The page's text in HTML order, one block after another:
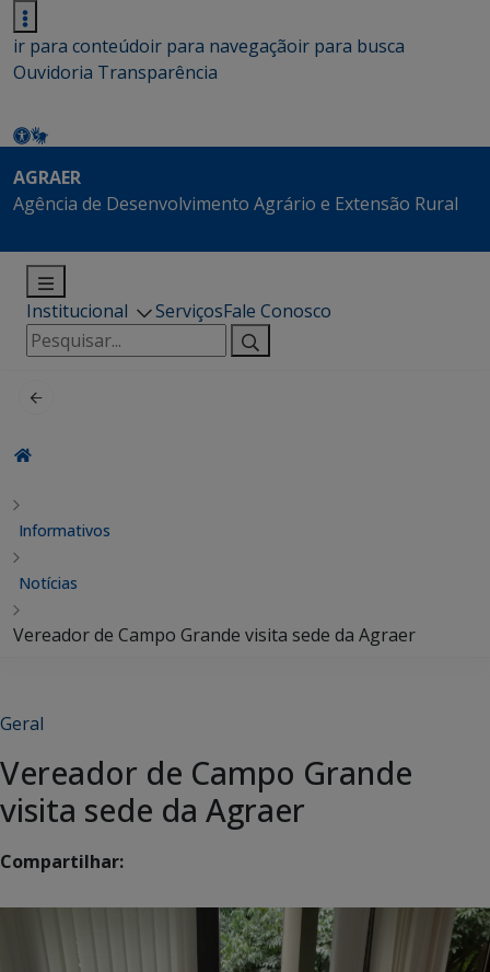
ir para conteúdoir para navegaçãoir para busca
Ouvidoria Transparência
AGRAER
Agência de Desenvolvimento Agrário e Extensão Rural
Institucional ServiçosFale Conosco
Pesquisar
por:
Informativos
Notícias
Vereador de Campo Grande visita sede da Agraer
Geral
Vereador de Campo Grande
visita sede da Agraer
Compartilhar: